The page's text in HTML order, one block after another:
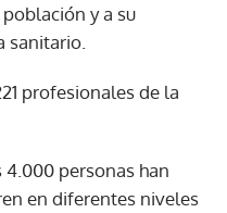
y a su
sanitario.
profesionales de la
4.000 personas han
en diferentes niveles